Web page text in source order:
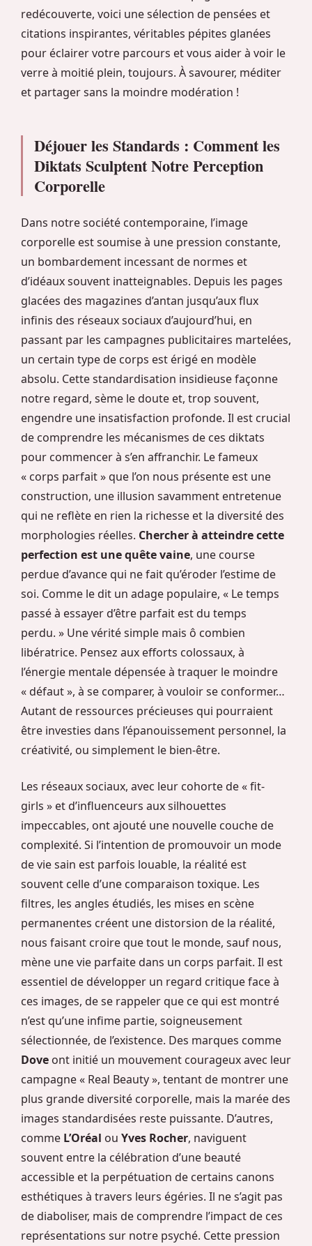
redécouverte, voici une sélection de pensées et
citations inspirantes, véritables pépites glanées
pour éclairer votre parcours et vous aider à voir le
verre à moitié plein, toujours. À savourer, méditer
et partager sans la moindre modération !
Déjouer les Standards : Comment les
Diktats Sculptent Notre Perception
Corporelle
Dans notre société contemporaine, l’image
corporelle est soumise à une pression constante,
un bombardement incessant de normes et
d’idéaux souvent inatteignables. Depuis les pages
glacées des magazines d’antan jusqu’aux flux
infinis des réseaux sociaux d’aujourd’hui, en
passant par les campagnes publicitaires martelées,
un certain type de corps est érigé en modèle
absolu. Cette standardisation insidieuse façonne
notre regard, sème le doute et, trop souvent,
engendre une insatisfaction profonde. Il est crucial
de comprendre les mécanismes de ces diktats
pour commencer à s’en affranchir. Le fameux
« corps parfait » que l’on nous présente est une
construction, une illusion savamment entretenue
qui ne reflète en rien la richesse et la diversité des
morphologies réelles. Chercher à atteindre cette
perfection est une quête vaine, une course
perdue d’avance qui ne fait qu’éroder l’estime de
soi. Comme le dit un adage populaire, « Le temps
passé à essayer d’être parfait est du temps
perdu. » Une vérité simple mais ô combien
libératrice. Pensez aux efforts colossaux, à
l’énergie mentale dépensée à traquer le moindre
« défaut », à se comparer, à vouloir se conformer…
Autant de ressources précieuses qui pourraient
être investies dans l’épanouissement personnel, la
créativité, ou simplement le bien-être.
Les réseaux sociaux, avec leur cohorte de « fit-
girls » et d’influenceurs aux silhouettes
impeccables, ont ajouté une nouvelle couche de
complexité. Si l’intention de promouvoir un mode
de vie sain est parfois louable, la réalité est
souvent celle d’une comparaison toxique. Les
filtres, les angles étudiés, les mises en scène
permanentes créent une distorsion de la réalité,
nous faisant croire que tout le monde, sauf nous,
mène une vie parfaite dans un corps parfait. Il est
essentiel de développer un regard critique face à
ces images, de se rappeler que ce qui est montré
n’est qu’une infime partie, soigneusement
sélectionnée, de l’existence. Des marques comme
Dove ont initié un mouvement courageux avec leur
campagne « Real Beauty », tentant de montrer une
plus grande diversité corporelle, mais la marée des
images standardisées reste puissante. D’autres,
comme L’Oréal ou Yves Rocher, naviguent
souvent entre la célébration d’une beauté
accessible et la perpétuation de certains canons
esthétiques à travers leurs égéries. Il ne s’agit pas
de diaboliser, mais de comprendre l’impact de ces
représentations sur notre psyché. Cette pression